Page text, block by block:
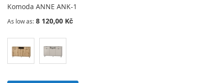
Komoda ANNE ANK-1
As low as 8 120,00 Kč